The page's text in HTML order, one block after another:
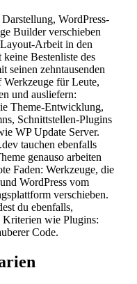
WordPress-
Builder verschieben
Arbeit in den
Bestenliste des
seinen zehntausenden
Werkzeuge für Leute,
und ausliefern:
Theme-Entwicklung,
Schnittstellen-Plugins
WP Update Server.
tauchen ebenfalls
genauso arbeiten
Faden: Werkzeuge, die
WordPress vom
verschieben.
du ebenfalls,
Kriterien wie Plugins:
Code.